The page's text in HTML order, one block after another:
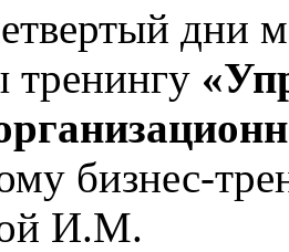
дни
бизнес-
И.М.